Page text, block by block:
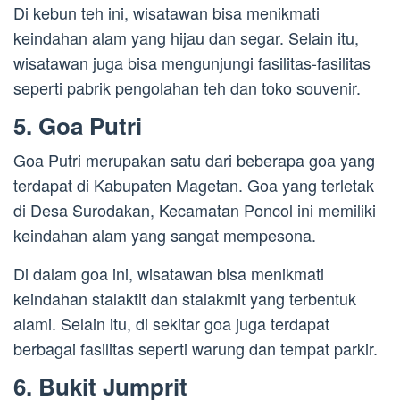
Di kebun teh ini, wisatawan bisa menikmati
keindahan alam yang hijau dan segar. Selain itu,
wisatawan juga bisa mengunjungi fasilitas-fasilitas
seperti pabrik pengolahan teh dan toko souvenir.
5. Goa Putri
Goa Putri merupakan satu dari beberapa goa yang
terdapat di Kabupaten Magetan. Goa yang terletak
di Desa Surodakan, Kecamatan Poncol ini memiliki
keindahan alam yang sangat mempesona.
Di dalam goa ini, wisatawan bisa menikmati
keindahan stalaktit dan stalakmit yang terbentuk
alami. Selain itu, di sekitar goa juga terdapat
berbagai fasilitas seperti warung dan tempat parkir.
6. Bukit Jumprit